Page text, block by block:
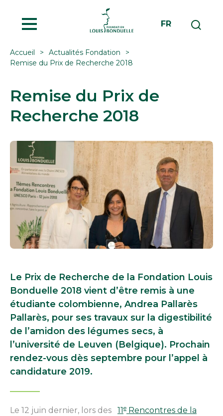
FR
Accueil
Actualités Fondation
Remise du Prix de Recherche 2018
Remise du Prix de
Recherche 2018
Le Prix de Recherche de la Fondation Louis
Bonduelle 2018 vient d’être remis à une
étudiante colombienne, Andrea Pallarès
Pallarès, pour ses travaux sur la digestibilité
de l’amidon des légumes secs, à
l’université de Leuven (Belgique). Prochain
rendez-vous dès septembre pour l’appel à
candidature 2019.
Le 12 juin dernier, lors des 11 e Rencontres de la